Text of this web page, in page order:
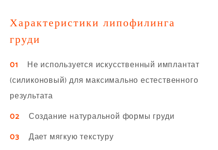
Характеристики липофилинга
груди
01 Не используется искусственный имплантат
(силиконовый) для максимально естественного
результата
02Создание натуральной формы груди
03 Дает мягкую текстуру